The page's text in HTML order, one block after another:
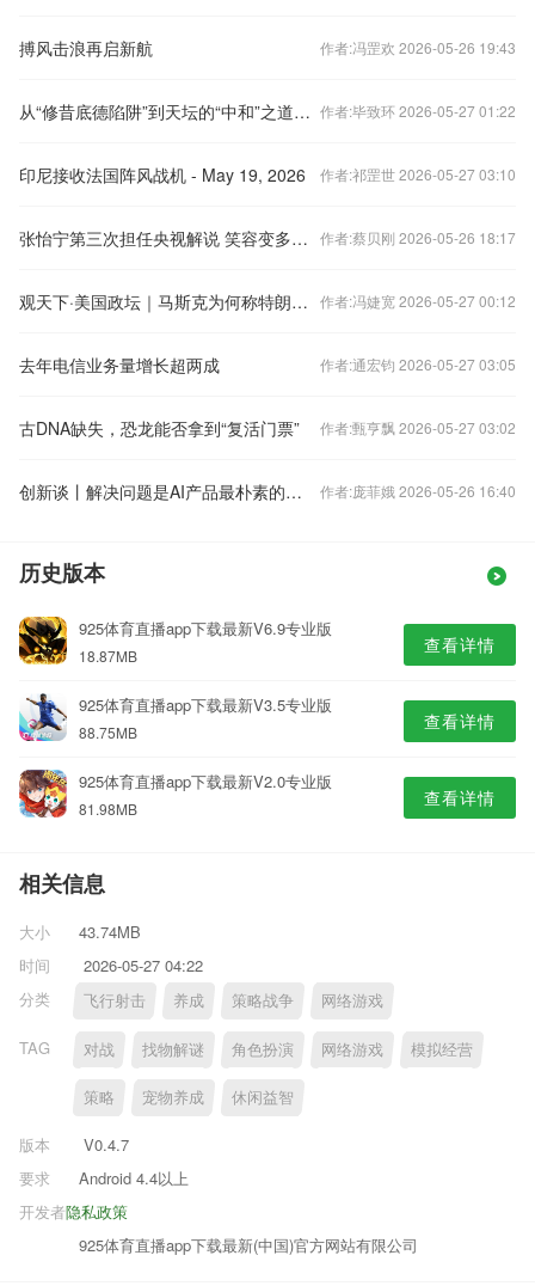
搏风击浪再启新航 作者:冯罡欢 2026-05-26 19:43
从“修昔底德陷阱”到天坛的“中和”之道：中美关系如何走向“建设性战略稳定”？ 作者:毕致环 2026-05-27 01:22
印尼接收法国阵风战机 - May 19, 2026 作者:祁罡世 2026-05-27 03:10
张怡宁第三次担任央视解说 笑容变多身材未变 作者:蔡贝刚 2026-05-26 18:17
观天下·美国政坛｜马斯克为何称特朗普力推法案“令人作呕” 作者:冯婕宽 2026-05-27 00:12
去年电信业务量增长超两成 作者:通宏钧 2026-05-27 03:05
古DNA缺失，恐龙能否拿到“复活门票” 作者:甄亨飘 2026-05-27 03:02
创新谈丨解决问题是AI产品最朴素的竞争力 作者:庞菲娥 2026-05-26 16:40
历史版本
925体育直播app下载最新V6.9专业版
18.87MB 查看详情
925体育直播app下载最新V3.5专业版
88.75MB 查看详情
925体育直播app下载最新V2.0专业版
81.98MB 查看详情
相关信息
大小
43.74MB
时间
2026-05-27 04:22
分类
飞行射击 养成 策略战争 网络游戏
TAG 对战 找物解谜 角色扮演 网络游戏 模拟经营
策略 宠物养成 休闲益智
版本
V0.4.7
要求
Android 4.4以上
隐私政策
开发者
925体育直播app下载最新(中国)官方网站有限公司